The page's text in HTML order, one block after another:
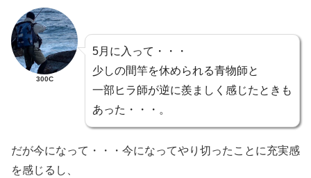
300C
5月に入って・・・
少しの間竿を休められる青物師と
一部ヒラ師が逆に羨ましく感じたときも
あった・・・。
だが今になって・・・今になってやり切ったことに充実感
を感じるし、